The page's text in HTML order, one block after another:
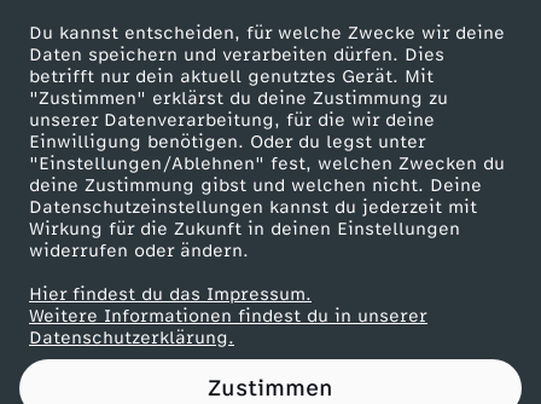
Du kannst entscheiden, für welche Zwecke wir deine
Daten speichern und verarbeiten dürfen. Dies
betrifft nur dein aktuell genutztes Gerät. Mit
"Zustimmen" erklärst du deine Zustimmung zu
unserer Datenverarbeitung, für die wir deine
Einwilligung benötigen. Oder du legst unter
"Einstellungen/Ablehnen" fest, welchen Zwecken du
deine Zustimmung gibst und welchen nicht. Deine
Datenschutzeinstellungen kannst du jederzeit mit
Wirkung für die Zukunft in deinen Einstellungen
widerrufen oder ändern.
Hier findest du das Impressum.
Weitere Informationen findest du in unserer
Datenschutzerklärung.
Zustimmen
I
E
N
C
H
A
R
ZDF goes Schule
Werbefernsehen
Mainzelmännchen
Partner